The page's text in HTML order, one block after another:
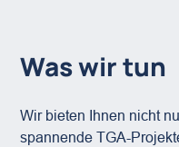
Was wir tun
Wir bieten Ihnen nicht
spannende TGA-